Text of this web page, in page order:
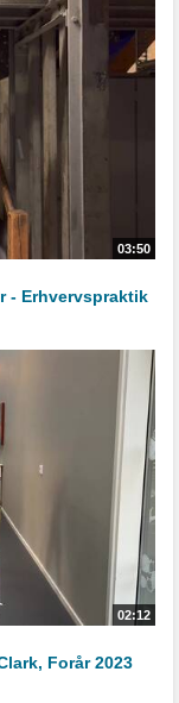
03:50
- Erhvervspraktik
02:12
Forår 2023